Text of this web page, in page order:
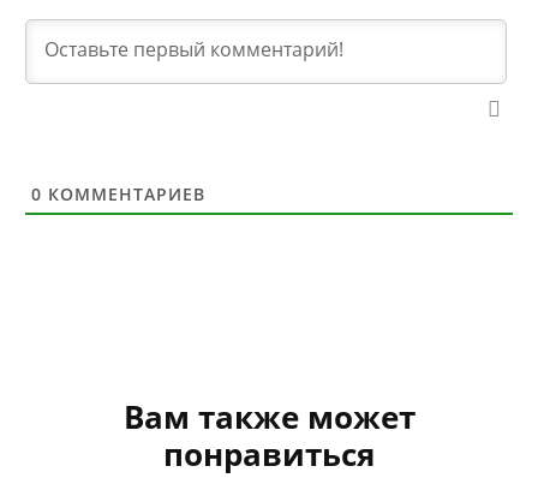
0 КОММЕНТАРИЕВ
Вам также может
понравиться